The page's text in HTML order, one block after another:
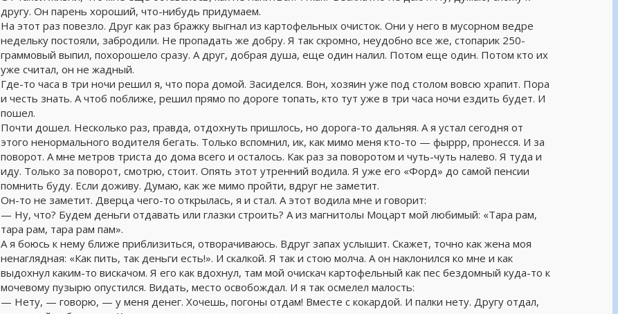
другу. Он парень хороший, что-нибудь придумаем.
На этот раз повезло. Друг как раз бражку выгнал из картофельных очисток. Они у него в мусорном ведре
недельку постояли, забродили. Не пропадать же добру. Я так скромно, неудобно все же, стопарик 250-
граммовый выпил, похорошело сразу. А друг, добрая душа, еще один налил. Потом еще один. Потом кто их
уже считал, он не жадный.
Где-то часа в три ночи решил я, что пора домой. Засиделся. Вон, хозяин уже под столом вовсю храпит. Пора
и честь знать. А чтоб поближе, решил прямо по дороге топать, кто тут уже в три часа ночи ездить будет. И
пошел.
Почти дошел. Несколько раз, правда, отдохнуть пришлось, но дорога-то дальняя. А я устал сегодня от
этого ненормального водителя бегать. Только вспомнил, ик, как мимо меня кто-то — фыррр, пронесся. И за
поворот. А мне метров триста до дома всего и осталось. Как раз за поворотом и чуть-чуть налево. Я туда и
иду. Только за поворот, смотрю, стоит. Опять этот утренний водила. Я уже его «Форд» до самой пенсии
помнить буду. Если доживу. Думаю, как же мимо пройти, вдруг не заметит.
Он-то не заметит. Дверца чего-то открылась, я и стал. А этот водила мне и говорит:
— Ну, что? Будем деньги отдавать или глазки строить? А из магнитолы Моцарт мой любимый: «Тара рам,
тара рам, тара рам пам».
А я боюсь к нему ближе приблизиться, отворачиваюсь. Вдруг запах услышит. Скажет, точно как жена моя
ненаглядная: «Как пить, так деньги есть!». И скалкой. Я так и стою молча. А он наклонился ко мне и как
выдохнул каким-то вискачом. Я его как вдохнул, там мой очискач картофельный как пес бездомный куда-то к
мочевому пузырю опустился. Видать, место освобождал. И я так осмелел малость:
— Нету, — говорю, — у меня денег. Хочешь, погоны отдам! Вместе с кокардой. И палки нету. Другу отдал,